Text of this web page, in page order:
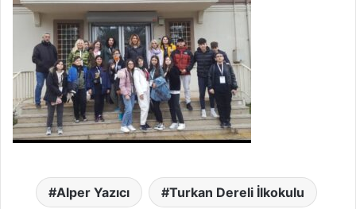
Alper Yazıcı Turkan Dereli İlkokulu